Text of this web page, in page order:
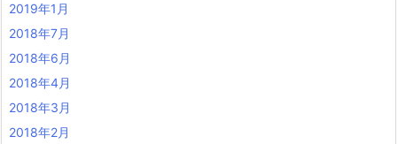
2019年1月
2018年7月
2018年6月
2018年4月
2018年3月
2018年2月